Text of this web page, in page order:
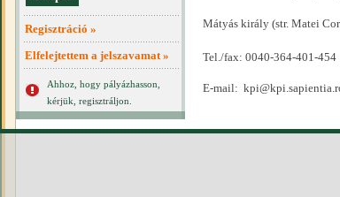
Regisztráció »
Elfelejtettem a jelszavamat »
Ahhoz, hogy pályázhasson,
kérjük, regisztráljon.
Mátyás király (str. Matei
Tel./fax: 0040-364-401-454
E-mail: